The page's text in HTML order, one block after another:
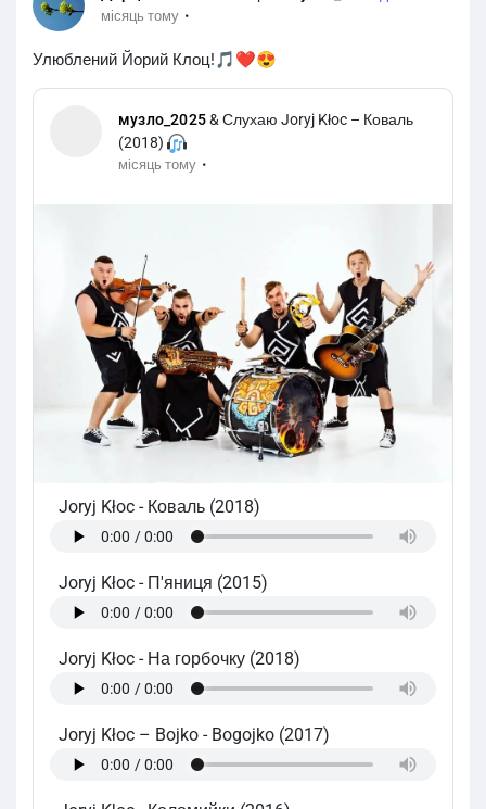
місяць тому ·
Улюблений Йорий Клоц!🎵❤️😍
музло_2025& Слухаю Joryj Kłoc – Коваль
(2018)
місяць тому ·
Joryj Kłoc - Коваль (2018)
Joryj Kłoc - П'яниця (2015)
Joryj Kłoc - На горбочку (2018)
Joryj Kłoc – Bojko - Bogojko (2017)